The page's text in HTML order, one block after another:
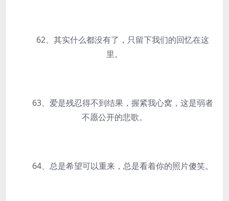
62、其实什么都没有了，只留下我们的回忆在这
里。
63、爱是残忍得不到结果，握紧我心窝，这是弱者
不愿公开的悲歌。
64、总是希望可以重来，总是看着你的照片傻笑。